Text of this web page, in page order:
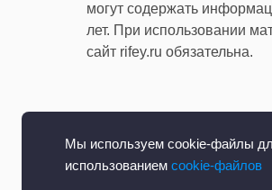
Мы используем cookie-файлы
использованием cookie-файлов
могут содержать
лет. При использовании
сайт rifey.ru обязательна.